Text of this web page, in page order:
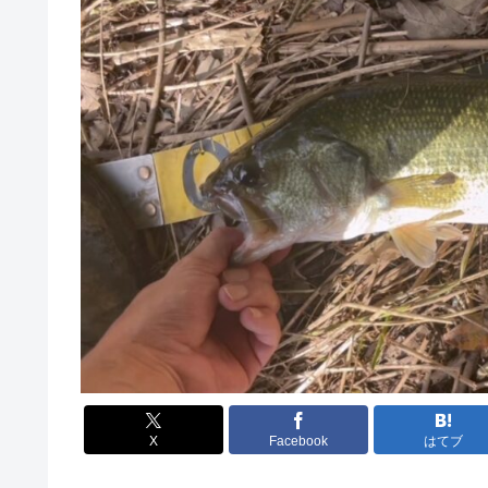
X Facebook はてブ